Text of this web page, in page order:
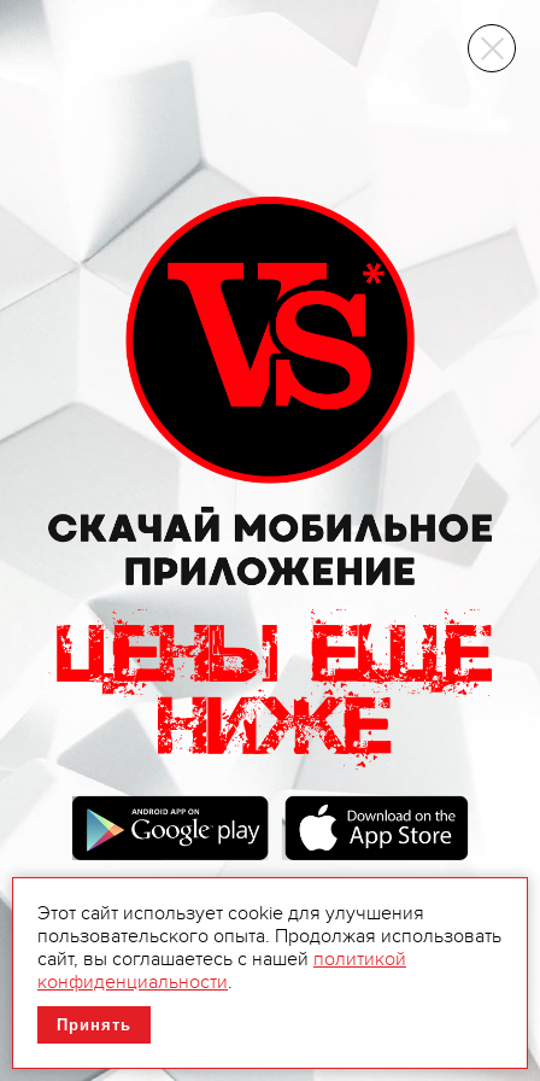
ВИННЫЙ СКЛАД
Этот сайт использует cookie для улучшения
пользовательского опыта. Продолжая использовать
сайт, вы соглашаетесь с нашей политикой
конфиденциальности.
Принять